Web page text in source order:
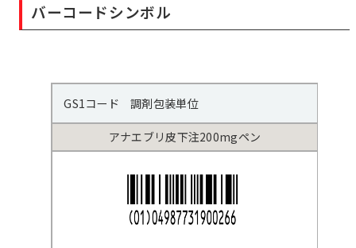
バーコードシンボル
GS1コード 調剤包装単位
アナエブリ皮下注200mgペン